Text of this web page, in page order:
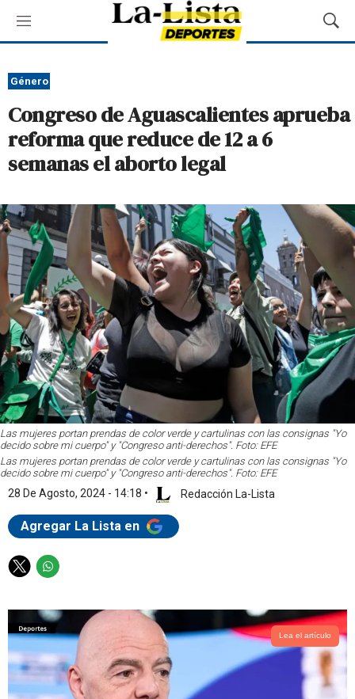
M
e
ú
M
o
a
r
u
e
Género
Congreso de Aguascalientes aprueba
reforma que reduce de 12 a 6
semanas el aborto legal
Las mujeres portan prendas de color verde y cartulinas con las consignas "Yo
decido sobre mi cuerpo" y "Congreso anti-derechos". Foto: EFE
Las mujeres portan prendas de color verde y cartulinas con las consignas "Yo
decido sobre mi cuerpo" y "Congreso anti-derechos". Foto: EFE
28 De Agosto, 2024 - 14:18 • Redacción La-Lista
Agregar La Lista en
T
i
t
t
e
r
W
a
t
s
a
p
p
Lea el artículo